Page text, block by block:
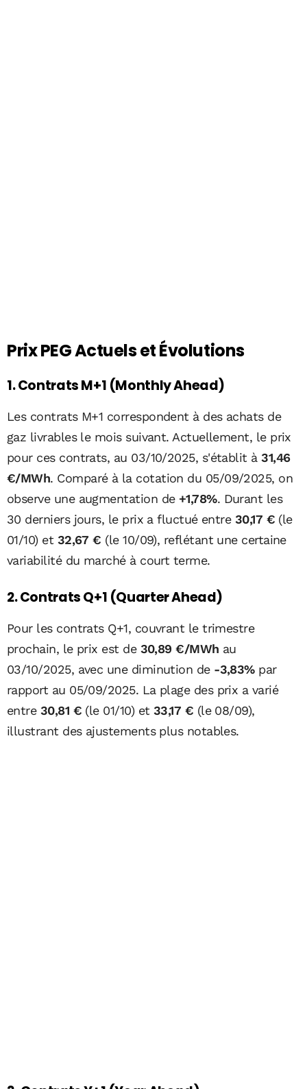
Prix PEG Actuels et Évolutions
1. Contrats M+1 (Monthly Ahead)
Les contrats M+1 correspondent à des achats de
gaz livrables le mois suivant. Actuellement, le prix
pour ces contrats, au 03/10/2025, s'établit à31,46
€/MWh. Comparé à la cotation du 05/09/2025, on
observe une augmentation de +1,78%. Durant les
30 derniers jours, le prix a fluctué entre 30,17 € (le
01/10) et 32,67 € (le 10/09), reflétant une certaine
variabilité du marché à court terme.
2. Contrats Q+1 (Quarter Ahead)
Pour les contrats Q+1, couvrant le trimestre
prochain, le prix est de 30,89 €/MWh au
03/10/2025, avec une diminution de -3,83%par
rapport au 05/09/2025. La plage des prix a varié
entre 30,81 € (le 01/10) et 33,17 € (le 08/09),
illustrant des ajustements plus notables.